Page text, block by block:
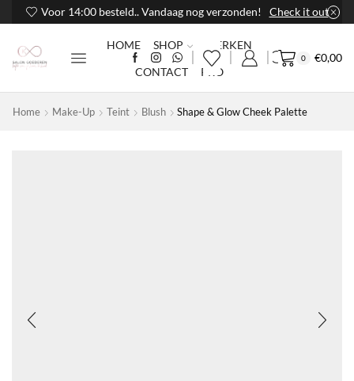
Voor 14:00 besteld.. Vandaag nog verzonden! Check it out
HOME SHOP
MERKEN
CONTACT
PRO
0 €0,00
Home Make-Up Teint Blush Shape & Glow Cheek Palette